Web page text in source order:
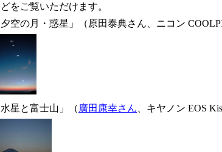
をご覧いただけます。
夕空の月・惑星」（原田泰典さん、ニコン
水星と富士山」（ 廣田康幸さん 、キヤノン EOS